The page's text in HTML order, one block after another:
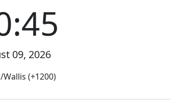
09, 2026
Wallis (+1200)